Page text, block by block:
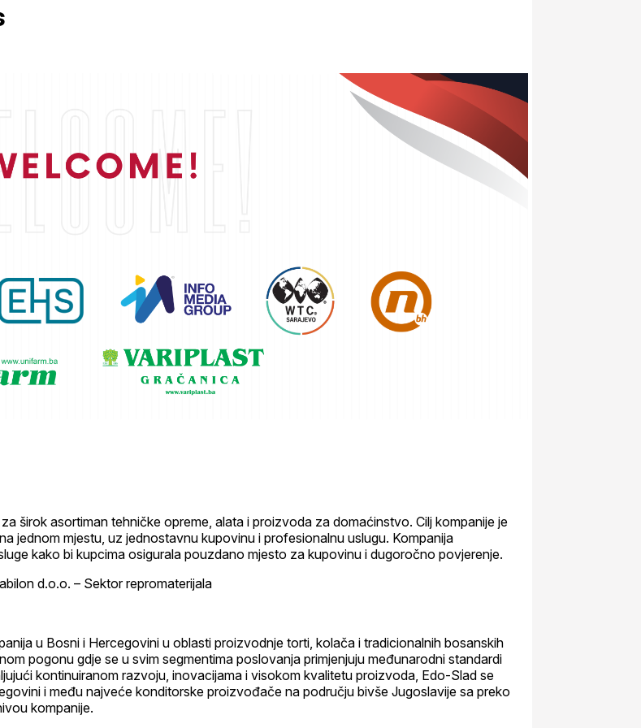
širok asortiman tehničke opreme, alata i proizvoda za domaćinstvo. Cilj kompanije je
jednom mjestu, uz jednostavnu kupovinu i profesionalnu uslugu. Kompanija
kako bi kupcima osigurala pouzdano mjesto za kupovinu i dugoročno povjerenje.
u Bosni i Hercegovini u oblasti proizvodnje torti, kolača i tradicionalnih bosanskih
pogonu gdje se u svim segmentima poslovanja primjenjuju međunarodni standardi
kontinuiranom razvoju, inovacijama i visokom kvalitetu proizvoda, Edo-Slad se
i među najveće konditorske proizvođače na području bivše Jugoslavije sa preko
kompanije.